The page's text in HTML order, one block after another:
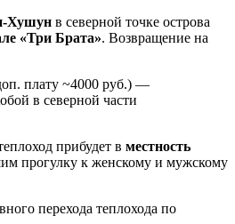
Хушун в северной точке острова
«Три Брата». Возвращение на
плату ~4000 руб.) —
в северной части
прибудет в местность
прогулку к женскому и мужскому
перехода теплохода по